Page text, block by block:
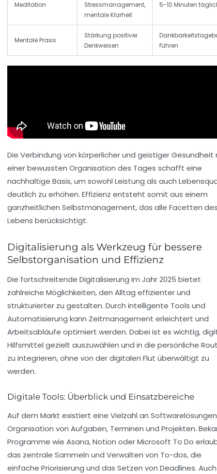
Meditation
Stressmanagement,
mentale Klarheit
5-10 Minuten
Mentale Praxis
Stärkung positiver
Denkweisen
führen
Die Verbindung von körperlicher und geistiger Gesundheit
einer bewussten Organisation des Tages schafft eine
nachhaltige Basis, um sowohl Leistung als auch
deutlich zu erhöhen. Effizienz entsteht somit aus einem
ganzheitlichen Selbstmanagement, das alle Facetten
Lebens berücksichtigt.
Digitalisierung als Werkzeug für bessere
Selbstorganisation und Effizienz
Die fortschreitende Digitalisierung im Jahr 2025 bietet
zahlreiche Möglichkeiten, den Alltag effizienter und
strukturierter zu gestalten. Durch intelligente Tools und
Automatisierung kann Zeitmanagement erleichtert und
Arbeitsabläufe optimiert werden. Dabei ist es wichtig,
Hilfsmittel gezielt auszuwählen und in die persönliche
zu integrieren, ohne von der digitalen Flut überwältigt zu
werden.
Digitale Tools: Überblick und Einsatzbereiche
Auf dem Markt existiert eine Vielzahl an
Organisation von Aufgaben, Terminen und Projekten.
Programme wie Asana, Notion oder Microsoft To Do
das zentrale Sammeln und Verwalten von To-dos, die
einfache Priorisierung und das Setzen von Deadlines. Auch